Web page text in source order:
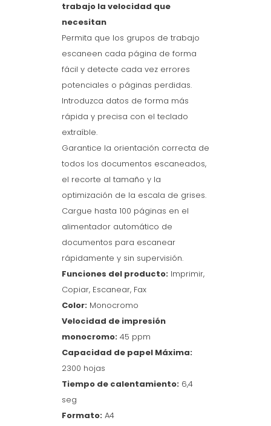
trabajo la velocidad que
necesitan
Permita que los grupos de trabajo
escaneen cada página de forma
fácil y detecte cada vez errores
potenciales o páginas perdidas.
Introduzca datos de forma más
rápida y precisa con el teclado
extraíble.
Garantice la orientación correcta de
todos los documentos escaneados,
el recorte al tamaño y la
optimización de la escala de grises.
Cargue hasta 100 páginas en el
alimentador automático de
documentos para escanear
rápidamente y sin supervisión.
Funciones del producto: Imprimir,
Copiar, Escanear, Fax
Color: Monocromo
Velocidad de impresión
monocromo: 45 ppm
Capacidad de papel Máxima:
2300 hojas
Tiempo de calentamiento: 6,4
seg
Formato: A4